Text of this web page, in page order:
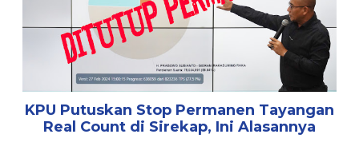
KPU Putuskan Stop Permanen Tayangan
Real Count di Sirekap, Ini Alasannya